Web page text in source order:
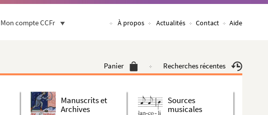
Mon compte CCFr À propos Actualités Contact Aide
Panier Recherches récentes
Manuscrits et
Archives
Sources
musicales